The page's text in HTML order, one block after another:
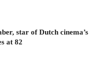
star of Dutch cinema’s
at 82